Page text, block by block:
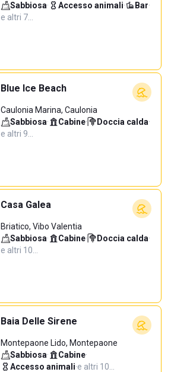
Sabbiosa· Accesso animali· Bar·
e altri 7…
Blue Ice Beach
Caulonia Marina, Caulonia
Sabbiosa· Cabine· Doccia calda·
e altri 9…
Casa Galea
Briatico, Vibo Valentia
Sabbiosa· Cabine· Doccia calda·
e altri 10…
Baia Delle Sirene
Montepaone Lido, Montepaone
Sabbiosa· Cabine·
Accesso animali·e altri 10…